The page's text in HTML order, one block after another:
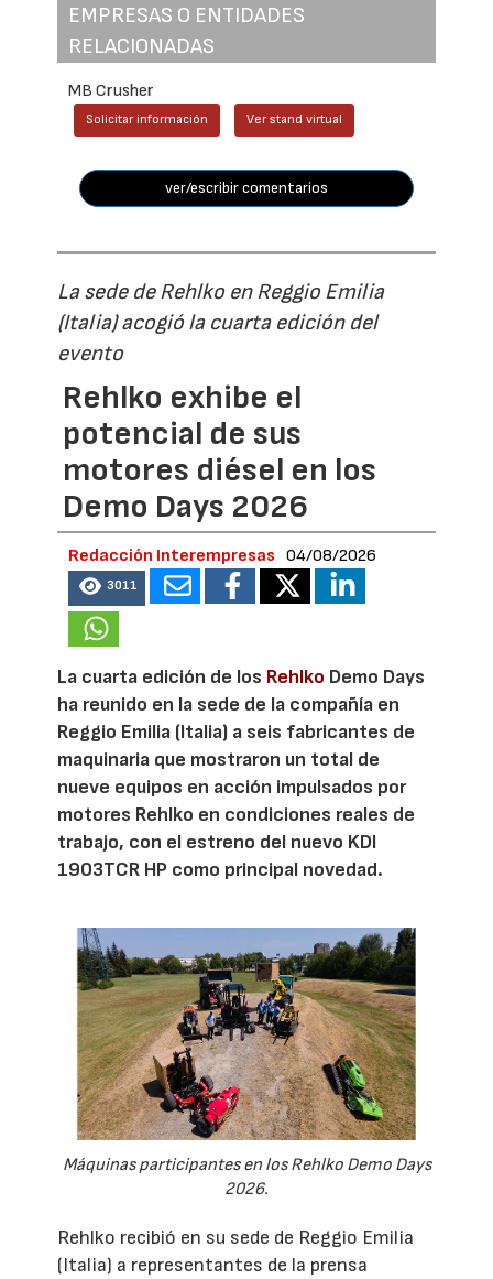
EMPRESAS O ENTIDADES
RELACIONADAS
MB Crusher
Solicitar información Ver stand virtual
ver/escribir comentarios
La sede de Rehlko en Reggio Emilia
(Italia) acogió la cuarta edición del
evento
Rehlko exhibe el
potencial de sus
motores diésel en los
Demo Days 2026
Redacción Interempresas 04/08/2026
3011
La cuarta edición de los Rehlko Demo Days
ha reunido en la sede de la compañía en
Reggio Emilia (Italia) a seis fabricantes de
maquinaria que mostraron un total de
nueve equipos en acción impulsados por
motores Rehlko en condiciones reales de
trabajo, con el estreno del nuevo KDI
1903TCR HP como principal novedad.
Máquinas participantes en los Rehlko Demo Days
2026.
Rehlko recibió en su sede de Reggio Emilia
(Italia) a representantes de la prensa